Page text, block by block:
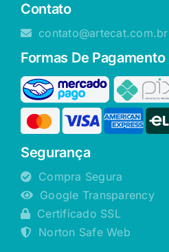
Contato
contato@artecat.com.br
Formas De Pagamento
Segurança
Compra Segura
Google Transparency
Certificado SSL
Norton Safe Web